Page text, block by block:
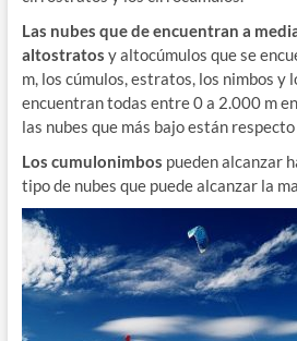
Las nubes que de encuentran a
altostratos y altocúmulos que se
m, los cúmulos, estratos, los nimbos y
encuentran todas entre 0 a 2.000 m
las nubes que más bajo están
Los cumulonimbos pueden alcanzar
tipo de nubes que puede alcanzar la